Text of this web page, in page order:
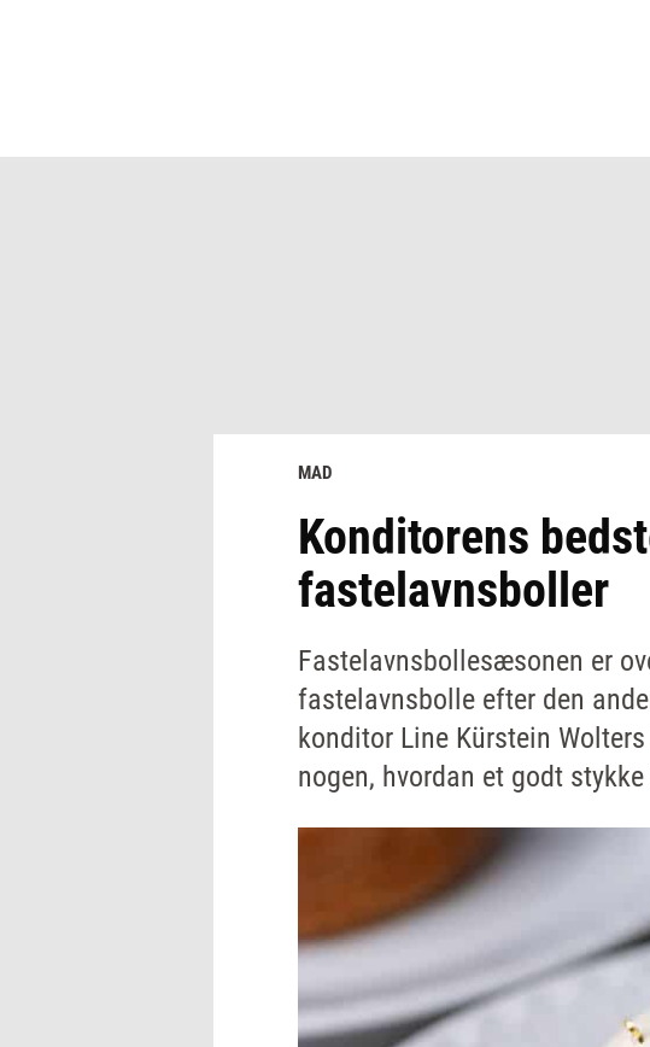
MAD
Konditorens
fastelavnsboller
Fastelavnsbollesæsonen er
fastelavnsbolle efter den
konditor Line Kürstein
nogen, hvordan et godt